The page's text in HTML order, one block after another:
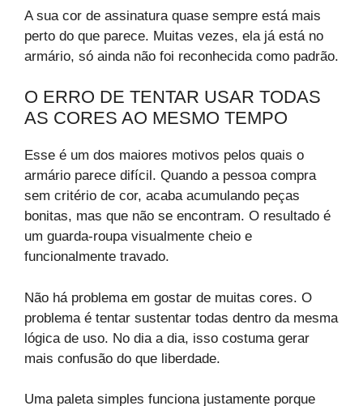
A sua cor de assinatura quase sempre está mais
perto do que parece. Muitas vezes, ela já está no
armário, só ainda não foi reconhecida como padrão.
O ERRO DE TENTAR USAR TODAS
AS CORES AO MESMO TEMPO
Esse é um dos maiores motivos pelos quais o
armário parece difícil. Quando a pessoa compra
sem critério de cor, acaba acumulando peças
bonitas, mas que não se encontram. O resultado é
um guarda-roupa visualmente cheio e
funcionalmente travado.
Não há problema em gostar de muitas cores. O
problema é tentar sustentar todas dentro da mesma
lógica de uso. No dia a dia, isso costuma gerar
mais confusão do que liberdade.
Uma paleta simples funciona justamente porque